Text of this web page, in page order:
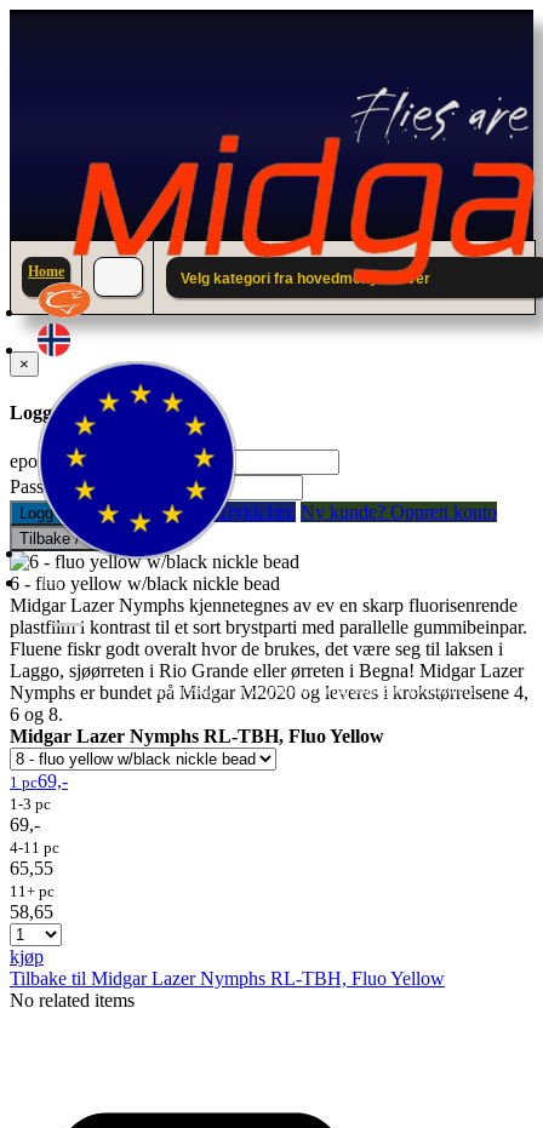
Fluer Fluefiske Fluebinding Kurs & Guiding
- direktesalg til privatpersoner, engrossalg til forhandlere
Home Velg kategori fra hovedmenyen over
×
Logg inn til din konto.
epostadresse:
Passord:
Logg inn Glemt passord? Trykk her. Ny kunde? Opprett konto
Tilbake / Lukk
6 - fluo yellow w/black nickle bead
Midgar Lazer Nymphs kjennetegnes av ev en skarp fluorisenrende
plastfilm i kontrast til et sort brystparti med parallelle gummibeinpar.
Fluene fiskr godt overalt hvor de brukes, det være seg til laksen i
Laggo, sjøørreten i Rio Grande eller ørreten i Begna! Midgar Lazer
Nymphs er bundet på Midgar M2020 og leveres i krokstørrelsene 4,
6 og 8.
Midgar Lazer Nymphs RL-TBH, Fluo Yellow
1 pc69,-
1-3 pc
69,-
4-11 pc
65,55
11+ pc
58,65
kjøp
Tilbake til Midgar Lazer Nymphs RL-TBH, Fluo Yellow
No related items